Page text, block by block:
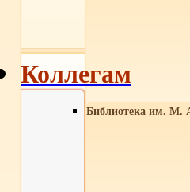
Библиотека им. М.
Коллегам